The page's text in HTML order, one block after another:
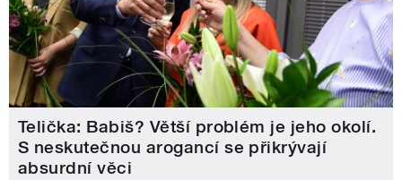
Telička: Babiš? Větší problém je jeho okolí.
S neskutečnou arogancí se přikrývají
absurdní věci